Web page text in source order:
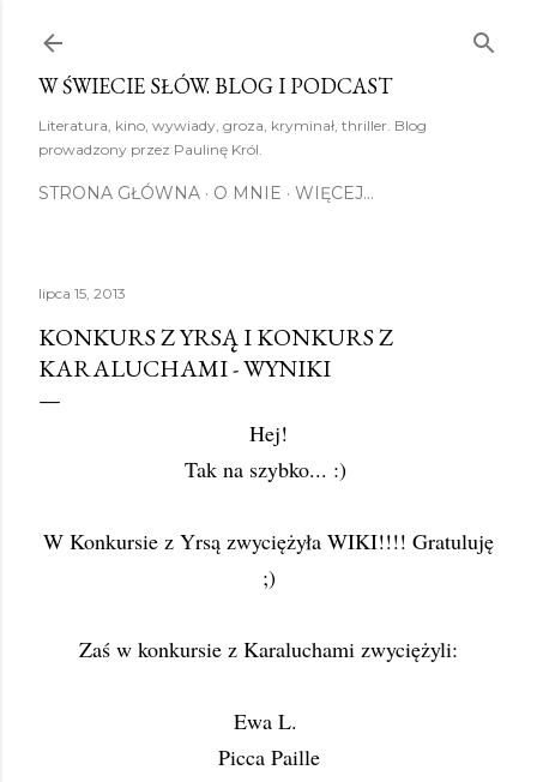
W ŚWIECIE SŁÓW. BLOG I PODCAST
Literatura, kino, wywiady, groza, kryminał, thriller. Blog
prowadzony przez Paulinę Król.
STRONA GŁÓWNA O MNIE WIĘCEJ…
lipca 15, 2013
KONKURS Z YRSĄ I KONKURS Z
KARALUCHAMI - WYNIKI
Hej!
Tak na szybko... :)
W Konkursie z Yrsą zwyciężyła WIKI!!!! Gratuluję
;)
Zaś w konkursie z Karaluchami zwyciężyli:
Ewa L.
Picca Paille